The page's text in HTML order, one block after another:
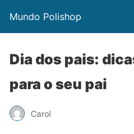
Mundo Polishop
Dia dos pais:
para o seu pai
Carol